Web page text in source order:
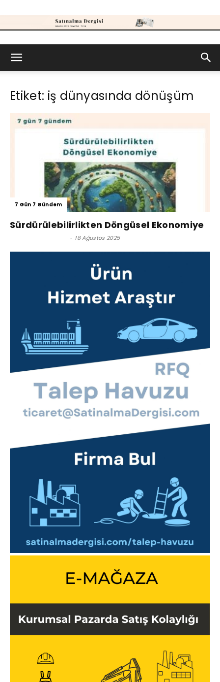
Dergisi
Etiket: iş dünyasında dönüşüm
7 Gün 7 Gündem
Sürdürülebilirlikten Döngüsel Ekonomiye
- 18 Ağustos 2025